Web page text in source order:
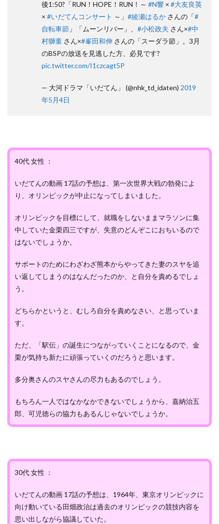
後1:50?「RUN！HOPE！RUN！～ #N響 × #大友良英
× #いだてんコンサート ～」 #綾瀬はるか さんの「#
自転車節 」「ムーンリバー」、 #小松政夫 さん×#中
村獅童 さん×#峯田和伸 さんの「スーダラ節」。3月
のBSPの放送を見逃した方、必見です?
pic.twitter.com/I1czcagt5P
— 大河ドラマ「いだてん」 (@nhk_td_idaten) 2019
年5月4日
40代 女性 ：
いだてんの動画 17話の予想は、第一次世界大戦の勃発によ
り、オリンピックが中止になってしまいました。
オリンピックを目標にして、就職をしないままマラソンに集
中していた金栗四三ですが、失意のどんぞこにおちいるので
はないでしょうか。
サポートのためにわざわざ熊本からやってきた妻のスヤを追
い返してしまうのはなんだったのか、と自分を責めるでしょ
う。
どちらかというと、むしろ自分を責めなさい、と思っていま
す。
ただ、「駅伝」の誕生につながっていくことになるので、金
栗が気持ち新たに頑張っていくのだろうと思います。
多分奥さんのスヤさんの尽力もあるのでしょう。
もちろん一人ではなかなかできないでしょうから、嘉納治五
郎、可児徳らの協力もあるんじゃないでしょうか。
30代 女性 ：
いだてんの動画 17話の予想は、1964年、東京オリンピックに
向け動いている田畑政治は過去のオリンピックの競技内容を
思い出しながら協議していた。